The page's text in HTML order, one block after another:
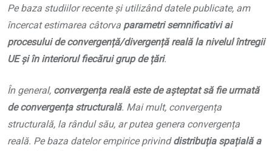
Pe baza studiilor recente și utilizând datele publicate, am
încercat estimarea câtorva parametri semnificativi ai
procesului de convergență/divergență reală la nivelul întregii
UE și în interiorul fiecărui grup de țări.
În general, convergența reală este de așteptat să fie urmată
de convergența structurală. Mai mult, convergența
structurală, la rândul său, ar putea genera convergența
reală. Pe baza datelor empirice privinddistribuția spațială a